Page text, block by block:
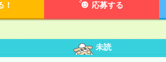
！ 応募する
未読